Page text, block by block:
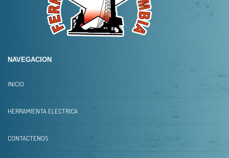
NAVEGACION
INICIO
HERRAMIENTA ELECTRICA
CONTACTENOS